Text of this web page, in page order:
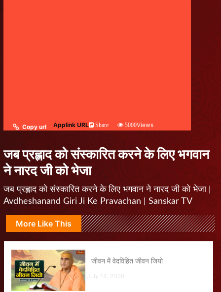
Copy url Applink URL Share 5000Views
जब प्रह्लाद को संस्कारित करने के लिए भगवान
ने नारद जी को भेजा
जब प्रह्लाद को संस्कारित करने के लिए भगवान ने नारद जी को भेजा |
Avdheshanand Giri Ji Ke Pravachan | Sanskar TV
More Like This
जीवन में वेदविहित जीवन जियो
July 14, 2026